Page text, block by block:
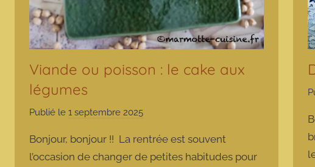
Viande ou poisson : le cake aux
légumes
Publié le 1 septembre 2025
r
m
Bonjour, bonjour !! La rentrée est souvent
l’occasion de changer de petites habitudes pour